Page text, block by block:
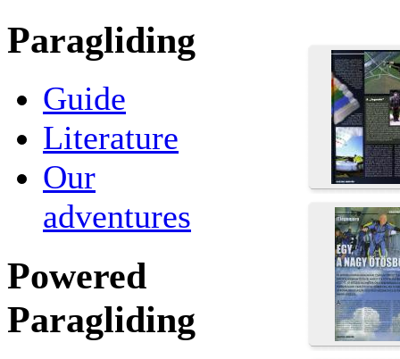
Paragliding
Guide
Literature
Our
adventures
Powered
Paragliding